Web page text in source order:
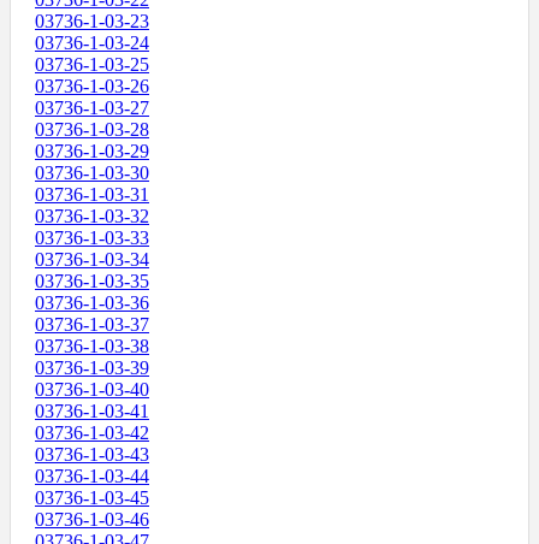
03736-1-03-23
03736-1-03-24
03736-1-03-25
03736-1-03-26
03736-1-03-27
03736-1-03-28
03736-1-03-29
03736-1-03-30
03736-1-03-31
03736-1-03-32
03736-1-03-33
03736-1-03-34
03736-1-03-35
03736-1-03-36
03736-1-03-37
03736-1-03-38
03736-1-03-39
03736-1-03-40
03736-1-03-41
03736-1-03-42
03736-1-03-43
03736-1-03-44
03736-1-03-45
03736-1-03-46